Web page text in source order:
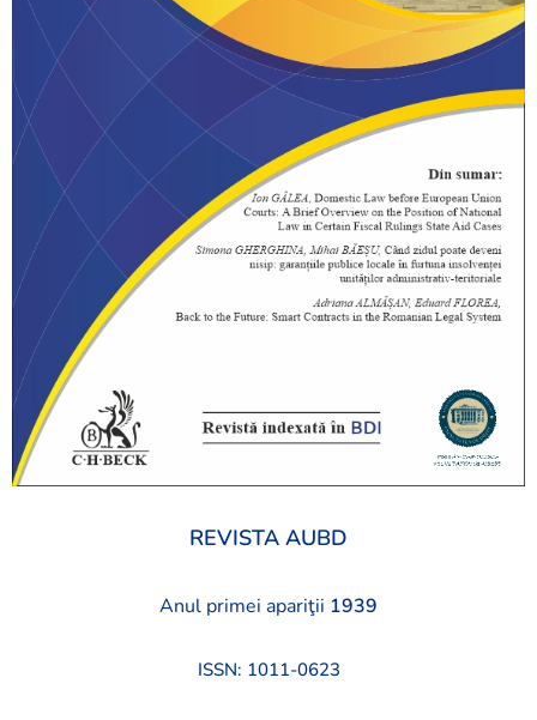
REVISTA AUBD
Anul primei apariţii 1939
ISSN: 1011-0623